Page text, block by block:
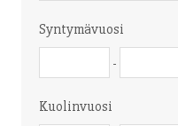
Syntymävuosi
-
Kuolinvuosi